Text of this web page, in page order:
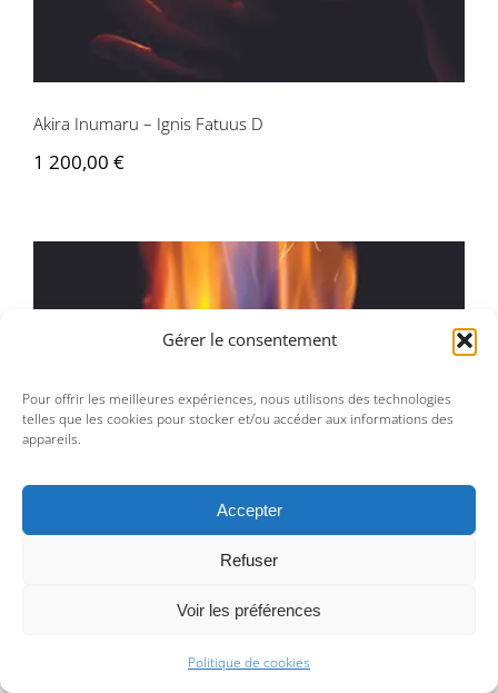
Gérer le consentement
Pour offrir les meilleures expériences, nous utilisons des technologies
telles que les cookies pour stocker et/ou accéder aux informations des
appareils.
Accepter
Refuser
Voir les préférences
Politique de cookies
Akira Inumaru – Ignis Fatuus D
1 200,00 €